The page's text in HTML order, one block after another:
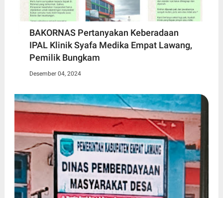
BAKORNAS Pertanyakan Keberadaan
IPAL Klinik Syafa Medika Empat Lawang,
Pemilik Bungkam
Desember 04, 2024